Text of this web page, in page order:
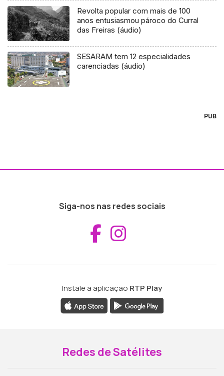
Revolta popular com mais de 100
anos entusiasmou pároco do Curral
das Freiras (áudio)
SESARAM tem 12 especialidades
carenciadas (áudio)
PUB
Siga-nos nas redes sociais
Aceder ao
Instale a aplicação RTP Play
Redes de Satélites